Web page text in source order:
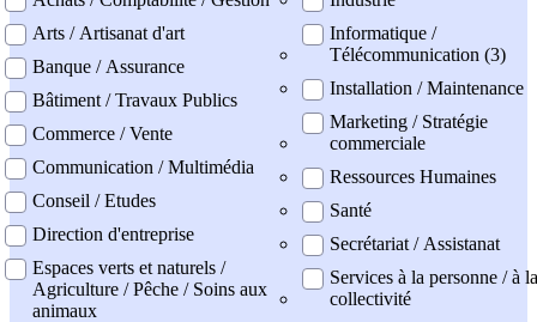
Arts / Artisanat d'art
Banque / Assurance
Bâtiment / Travaux Publics
Commerce / Vente
Communication / Multimédia
Conseil / Etudes
Direction d'entreprise
Espaces verts et naturels /
Agriculture / Pêche / Soins aux
animaux
Informatique /
Télécommunication (3)
Installation / Maintenance
Marketing / Stratégie
commerciale
Ressources Humaines
Santé
Secrétariat / Assistanat
Services à la personne / à la
collectivité